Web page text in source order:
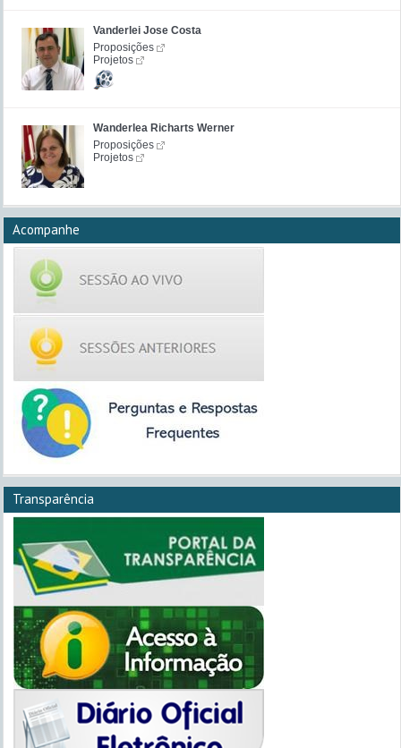
Vanderlei Jose Costa
Proposições
Projetos
Wanderlea Richarts Werner
Proposições
Projetos
Acompanhe
Transparência